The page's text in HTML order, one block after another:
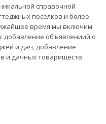
справочной
поселков и более
время мы включим
добавление объявлениий о
и дач, добавление
и дачных товариществ.